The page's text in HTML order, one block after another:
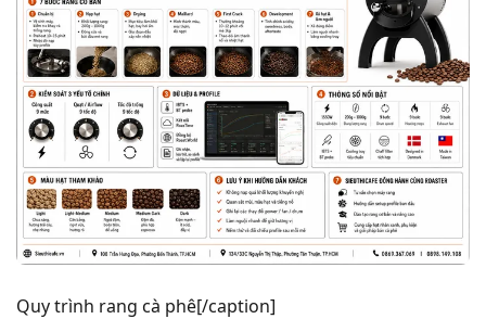
Quy trình rang cà phê[/caption]